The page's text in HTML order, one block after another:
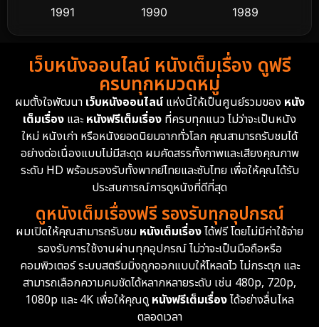
Detective สืบสวน
Detective สืบสวน
Disney+ 4
Documentary สารคดี 94
Drama ดราม่า
Dystopian 16
Emotional 61
Epic มหากาพย์ 219
1991
1990
1989
1988
1986
1985
1983
1982
1981
1974
1962
เว็บหนังออนไลน์ หนังเต็มเรื่อง ดูฟรี
ครบทุกหมวดหมู่
ผมตั้งใจพัฒนา เว็บหนังออนไลน์แห่งนี้ให้เป็นศูนย์รวมของ หนัง
เต็มเรื่อง และหนังฟรีเต็มเรื่อง ที่ครบทุกแนว ไม่ว่าจะเป็นหนัง
ใหม่ หนังเก่า หรือหนังยอดนิยมจากทั่วโลก คุณสามารถรับชมได้
อย่างต่อเนื่องแบบไม่มีสะดุด ผมคัดสรรทั้งภาพและเสียงคุณภาพ
ระดับ HD พร้อมรองรับทั้งพากย์ไทยและซับไทย เพื่อให้คุณได้รับ
ประสบการณ์การดูหนังที่ดีที่สุด
ดูหนังเต็มเรื่องฟรี รองรับทุกอุปกรณ์
ผมเปิดให้คุณสามารถรับชม หนังเต็มเรื่องได้ฟรี โดยไม่มีค่าใช้จ่าย
รองรับการใช้งานผ่านทุกอุปกรณ์ ไม่ว่าจะเป็นมือถือหรือ
คอมพิวเตอร์ ระบบสตรีมมิ่งถูกออกแบบให้โหลดไว ไม่กระตุก และ
สามารถเลือกความคมชัดได้หลากหลายระดับ เช่น 480p, 720p,
1080p และ 4K เพื่อให้คุณดูหนังฟรีเต็มเรื่องได้อย่างลื่นไหล
ตลอดเวลา